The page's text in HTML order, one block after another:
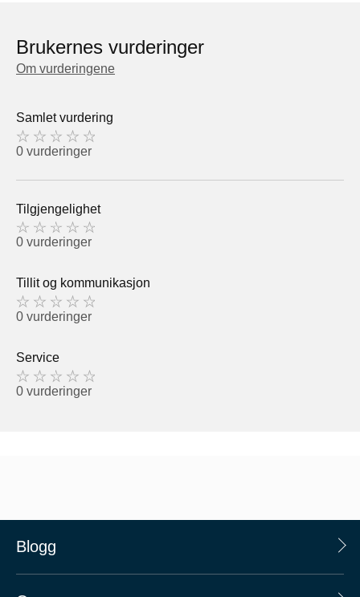
Brukernes vurderinger
Om vurderingene
Samlet vurdering
0 vurderinger
Tilgjengelighet
0 vurderinger
Tillit og kommunikasjon
0 vurderinger
Service
0 vurderinger
Blogg